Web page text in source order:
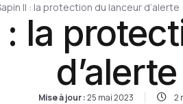
II : la protection du lanceur d’alerte
: la
d’alerte
Mise à jour :25 mai 2023 2